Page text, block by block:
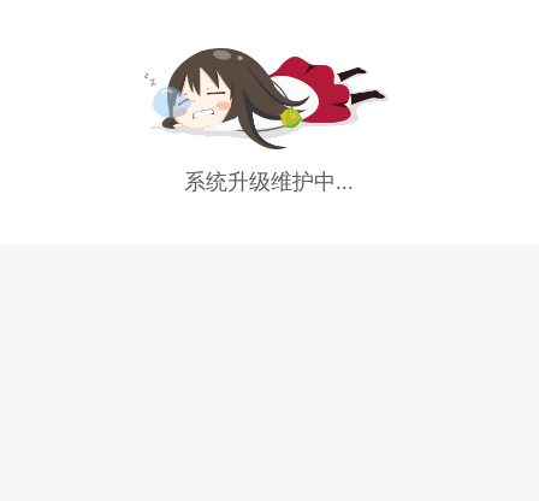
系统升级维护中...